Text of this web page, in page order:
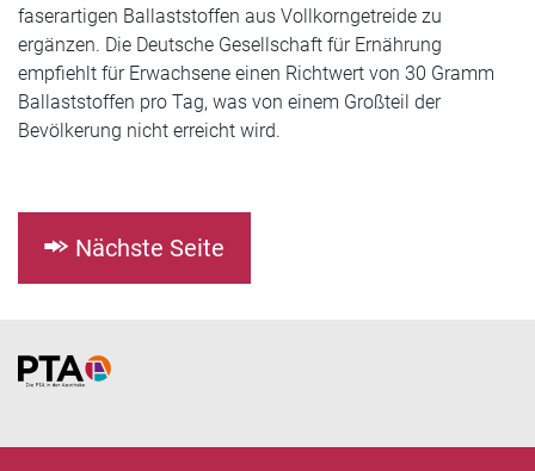
faserartigen Ballaststoffen aus Vollkorngetreide zu
ergänzen. Die Deutsche Gesellschaft für Ernährung
empfiehlt für Erwachsene einen Richtwert von 30 Gramm
Ballaststoffen pro Tag, was von einem Großteil der
Bevölkerung nicht erreicht wird.
Nächste Seite
Home